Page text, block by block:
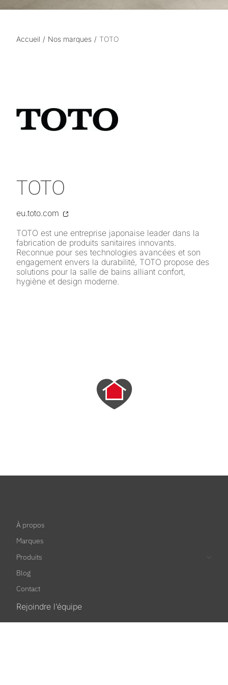
Accueil Nos marques TOTO
TOTO
eu.toto.com
TOTO est une entreprise japonaise leader dans la
fabrication de produits sanitaires innovants.
Reconnue pour ses technologies avancées et son
engagement envers la durabilité, TOTO propose des
solutions pour la salle de bains alliant confort,
hygiène et design moderne.
À propos
Marques
Produits
Blog
Contact
Rejoindre l’équipe